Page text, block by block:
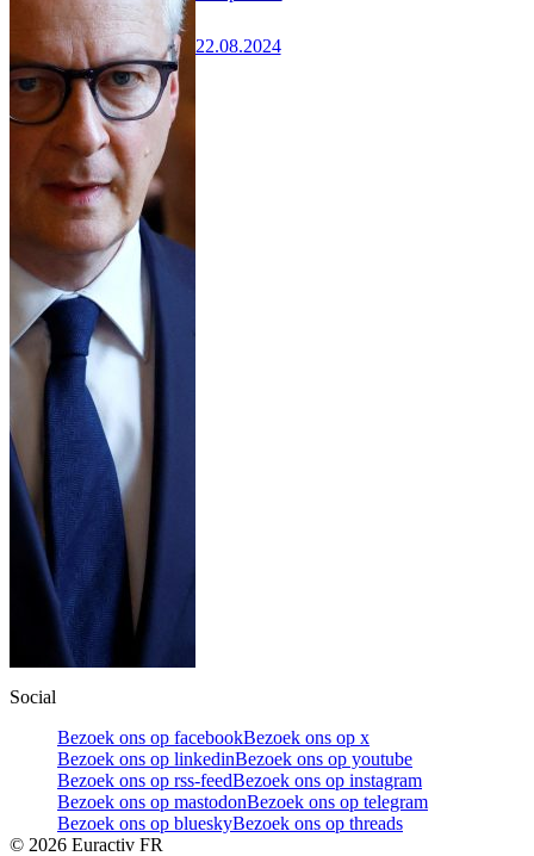
22.08.2024
Social
Bezoek ons op facebookBezoek ons op x
Bezoek ons op linkedinBezoek ons op youtube
Bezoek ons op rss-feedBezoek ons op instagram
Bezoek ons op mastodonBezoek ons op telegram
Bezoek ons op blueskyBezoek ons op threads
© 2026 Euractiv FR